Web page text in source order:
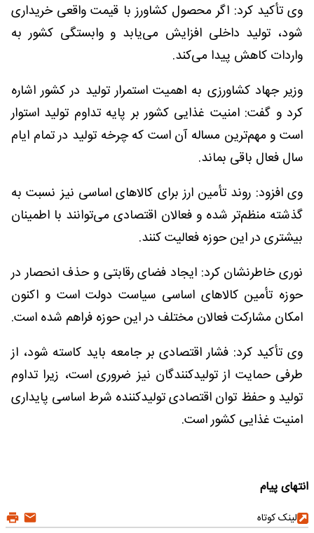
وی تأکید کرد: اگر محصول کشاورز با قیمت واقعی خریداری
شود، تولید داخلی افزایش می‌یابد و وابستگی کشور به
واردات کاهش پیدا می‌کند.
وزیر جهاد کشاورزی به اهمیت استمرار تولید در کشور اشاره
کرد و گفت: امنیت غذایی کشور بر پایه تداوم تولید استوار
است و مهم‌ترین مساله آن است که چرخه تولید در تمام ایام
سال فعال باقی بماند.
وی افزود: روند تأمین ارز برای کالاهای اساسی نیز نسبت به
گذشته منظم‌تر شده و فعالان اقتصادی می‌توانند با اطمینان
بیشتری در این حوزه فعالیت کنند.
نوری خاطرنشان کرد: ایجاد فضای رقابتی و حذف انحصار در
حوزه تأمین کالاهای اساسی سیاست دولت است و اکنون
امکان مشارکت فعالان مختلف در این حوزه فراهم شده است.
وی تأکید کرد: فشار اقتصادی بر جامعه باید کاسته شود، از
طرفی حمایت از تولیدکنندگان نیز ضروری است، زیرا تداوم
تولید و حفظ توان اقتصادی تولیدکننده شرط اساسی پایداری
امنیت غذایی کشور است.
انتهای پیام
لینک کوتاه